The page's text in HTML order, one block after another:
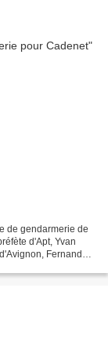
de gendarmerie de
d'Apt, Yvan
Fernand